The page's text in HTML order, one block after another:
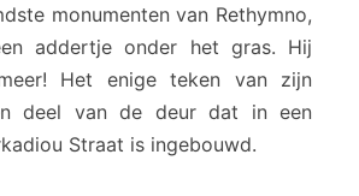
k
T
o
w
r
monumenten van Rethymno,
addertje onder het gras. Hij
Het enige teken van zijn
deel van de deur dat in een
Straat is ingebouwd.